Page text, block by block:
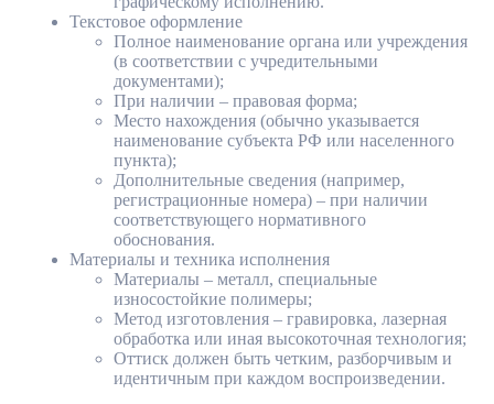
Текстовое оформление
Полное наименование органа или учреждения
(в соответствии с учредительными
документами);
При наличии – правовая форма;
Место нахождения (обычно указывается
наименование субъекта РФ или населенного
пункта);
Дополнительные сведения (например,
регистрационные номера) – при наличии
соответствующего нормативного
обоснования.
Материалы и техника исполнения
Материалы – металл, специальные
износостойкие полимеры;
Метод изготовления – гравировка, лазерная
обработка или иная высокоточная технология;
Оттиск должен быть четким, разборчивым и
идентичным при каждом воспроизведении.